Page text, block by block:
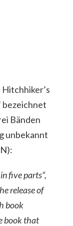
Hitchhiker’s
bezeichnet
Bänden
unbekannt
five parts“,
release of
book
book that